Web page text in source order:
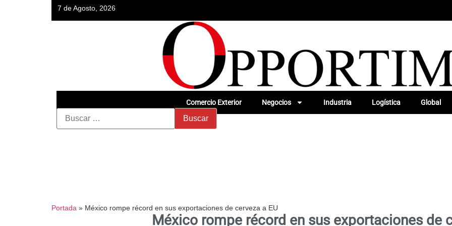
7 de Agosto, 2026
Comercio Exterior Negocios Industria Logística Global
Portada » México rompe récord en sus exportaciones de cerveza a EU
México rompe récord en sus exportaciones de